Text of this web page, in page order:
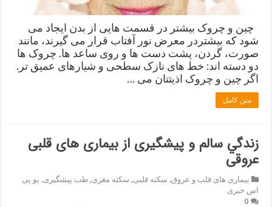
چین و چروک بیشتر در قسمت هایی از بدن ایجاد می
شود که بیشتردر معرض نور آفتاب قرار می گیرند، مانند
صورت، گردن، پشت دست ها و روی ساعد ها. چروک ها
دو دسته اند: خط های نازک سطحی و شیارهای عمیق تر.
اگر چین و چروک اذیتتان می …
متن کامل
زندگي سالم و پیشگیری از بیماری های قلبی
عروقی
بیماری های قلب و عروق, سکته قلبی, سکته مغزی,طب پیشگیری, یو پی
اس خبری
0